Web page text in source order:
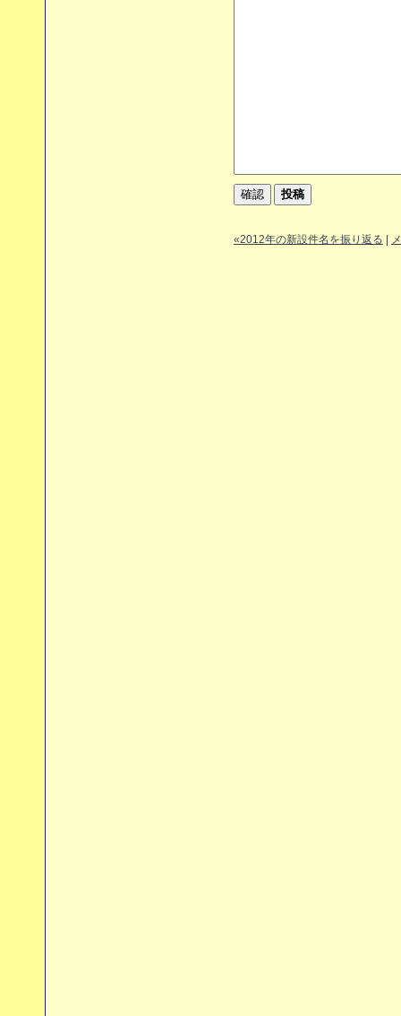
«2012年の新設件名を振り返る